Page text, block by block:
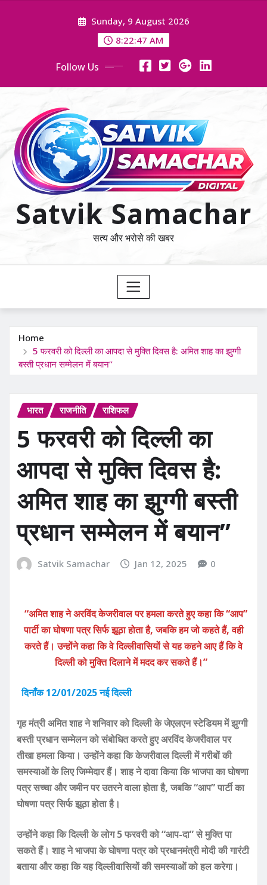
Sunday, 9 August 2026
8:22:48 AM
Follow Us
Satvik Samachar
सत्य और भरोसे की खबर
Home
5 फरवरी को दिल्ली का आपदा से मुक्ति दिवस है: अमित शाह का झुग्गी
बस्ती प्रधान सम्मेलन में बयान”
भारत राजनीति राशिफल
5 फरवरी को दिल्ली का
आपदा से मुक्ति दिवस है:
अमित शाह का झुग्गी बस्ती
प्रधान सम्मेलन में बयान”
Satvik Samachar Jan 12, 2025 0
“अमित शाह ने अरविंद केजरीवाल पर हमला करते हुए कहा कि “आप”
पार्टी का घोषणा पत्र सिर्फ झूठा होता है, जबकि हम जो कहते हैं, वही
करते हैं। उन्होंने कहा कि वे दिल्लीवासियों से यह कहने आए हैं कि वे
दिल्ली को मुक्ति दिलाने में मदद कर सकते हैं।”
दिनाँक 12/01/2025 नई दिल्ली
गृह मंत्री अमित शाह ने शनिवार को दिल्ली के जेएलएन स्टेडियम में झुग्गी
बस्ती प्रधान सम्मेलन को संबोधित करते हुए अरविंद केजरीवाल पर
तीखा हमला किया। उन्होंने कहा कि केजरीवाल दिल्ली में गरीबों की
समस्याओं के लिए जिम्मेदार हैं। शाह ने दावा किया कि भाजपा का घोषणा
पत्र सच्चा और जमीन पर उतरने वाला होता है, जबकि “आप” पार्टी का
घोषणा पत्र सिर्फ झूठा होता है।
उन्होंने कहा कि दिल्ली के लोग 5 फरवरी को “आप-दा” से मुक्ति पा
सकते हैं। शाह ने भाजपा के घोषणा पत्र को प्रधानमंत्री मोदी की गारंटी
बताया और कहा कि यह दिल्लीवासियों की समस्याओं को हल करेगा।